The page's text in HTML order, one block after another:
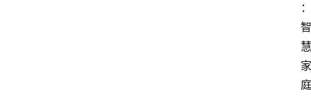
：
智
慧
家
庭